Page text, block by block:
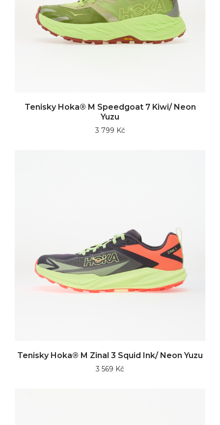
Tenisky Hoka® M Speedgoat 7 Kiwi/ Neon
Yuzu
3 799 Kč
Tenisky Hoka® M Zinal 3 Squid Ink/ Neon Yuzu
3 569 Kč